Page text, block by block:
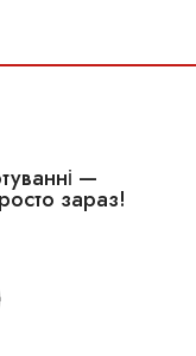
—
зараз!